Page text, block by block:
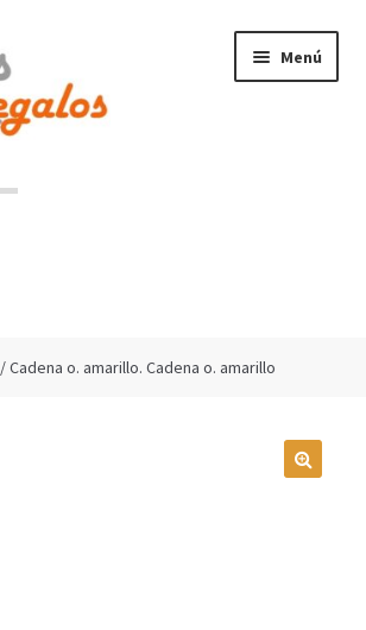
Menú
/ Cadena o. amarillo. Cadena o. amarillo